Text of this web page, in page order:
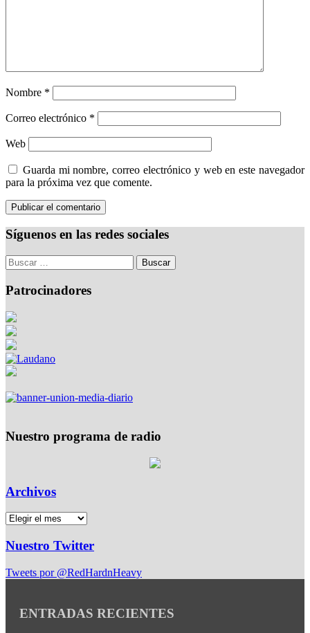
Nombre *
Correo electrónico *
Web
Guarda mi nombre, correo electrónico y web en este navegador
para la próxima vez que comente.
Síguenos en las redes sociales
Patrocinadores
Nuestro programa de radio
Archivos
Nuestro Twitter
Tweets por @RedHardnHeavy
ENTRADAS RECIENTES